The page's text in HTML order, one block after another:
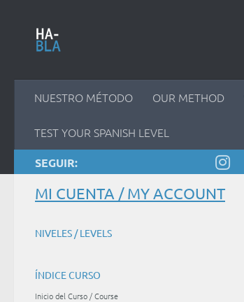
NUESTRO MÉTODO OUR METHOD
TEST YOUR SPANISH LEVEL
SEGUIR:
MI CUENTA / MY ACCOUNT
NIVELES / LEVELS
ÍNDICE CURSO
Inicio del Curso / Course